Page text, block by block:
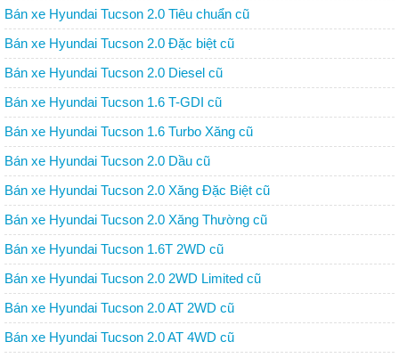
Bán xe Hyundai Tucson 2.0 Tiêu chuẩn cũ
Bán xe Hyundai Tucson 2.0 Đặc biệt cũ
Bán xe Hyundai Tucson 2.0 Diesel cũ
Bán xe Hyundai Tucson 1.6 T-GDI cũ
Bán xe Hyundai Tucson 1.6 Turbo Xăng cũ
Bán xe Hyundai Tucson 2.0 Dầu cũ
Bán xe Hyundai Tucson 2.0 Xăng Đặc Biệt cũ
Bán xe Hyundai Tucson 2.0 Xăng Thường cũ
Bán xe Hyundai Tucson 1.6T 2WD cũ
Bán xe Hyundai Tucson 2.0 2WD Limited cũ
Bán xe Hyundai Tucson 2.0 AT 2WD cũ
Bán xe Hyundai Tucson 2.0 AT 4WD cũ